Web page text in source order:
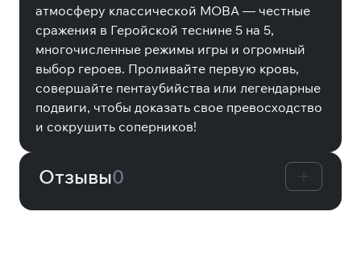
атмосферу классической MOBA — честные
сражения в Геройской теснине 5 на 5,
многочисленные режимы игры и огромный
выбор героев. Проливайте первую кровь,
совершайте пентаубийства или легендарные
подвиги, чтобы доказать свое превосходство
и сокрушить соперников!
Отзывы0